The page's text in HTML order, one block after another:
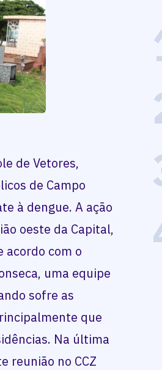
de Vetores,
de Campo
à dengue. A ação
oeste da Capital,
acordo com o
uma equipe
sofre as
que
Na última
reunião no CCZ